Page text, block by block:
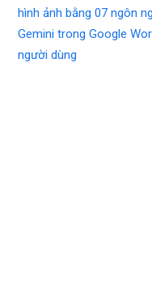
hình ảnh bằng 07 ngôn
Gemini trong Google
người dùng